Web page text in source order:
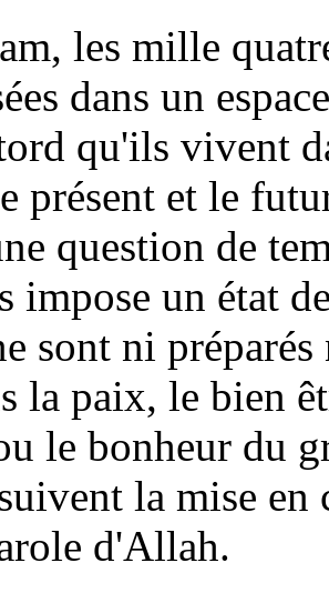
les mille
dans un
qu'ils vivent
présent et le
question de
impose un état
sont ni
la paix, le bien
le bonheur du
la mise
d'Allah.